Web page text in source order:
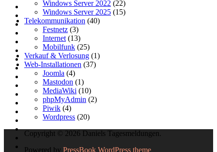
Windows Server 2022 (22)
Windows Server 2025 (15)
Telekommunikation (40)
Festnetz (3)
Internet(13)
Mobilfunk (25)
Verkauf & Verlosung (1)
Web-Installationen (37)
Joomla (4)
Mastodon (1)
MediaWiki (10)
phpMyAdmin (2)
Piwik (4)
Wordpress (20)
Copyright © 2026 Daniels Tagesmeldungen.
Powered by PressBook WordPress theme